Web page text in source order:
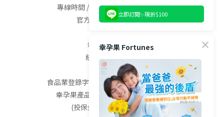
專線時間 / 09:00-18:00 (週二~週六)
官方LINE / @fortunes
幸孕果有限公司
統編：94081477
食品業登錄字號：B-194081477-00000-9
幸孕果產品已投保五千萬產品責任險
(投保金額不等同理賠金額)
立即訂閱✨現折$100
幸孕果 Fortunes